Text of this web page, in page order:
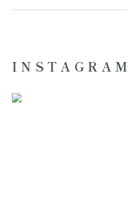
INSTAGRAM